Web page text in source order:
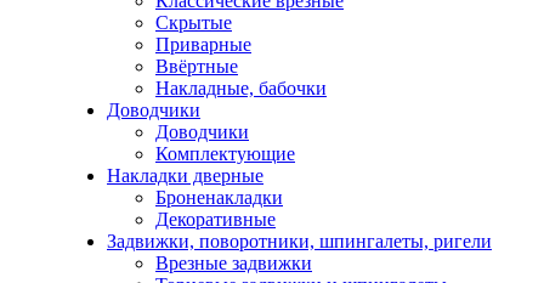
Скрытые
Приварные
Ввёртные
Накладные, бабочки
Доводчики
Доводчики
Комплектующие
Накладки дверные
Броненакладки
Декоративные
Задвижки, поворотники, шпингалеты, ригели
Врезные задвижки